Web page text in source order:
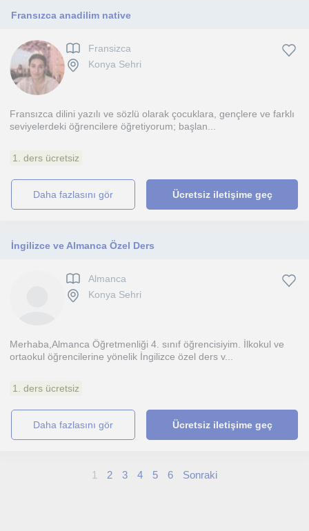
Fransızca anadilim native
Fransizca
Konya Sehri
Fransızca dilini yazılı ve sözlü olarak çocuklara, gençlere ve farklı
seviyelerdeki öğrencilere öğretiyorum; başlan...
1. ders ücretsiz
daha fazlasını gör Ücretsiz iletişime geç
İngilizce ve Almanca Özel Ders
Almanca
Konya Sehri
Merhaba,Almanca Öğretmenliği 4. sınıf öğrencisiyim. İlkokul ve
ortaokul öğrencilerine yönelik İngilizce özel ders v...
1. ders ücretsiz
daha fazlasını gör Ücretsiz iletişime geç
1 2 3 4 5 6 Sonraki